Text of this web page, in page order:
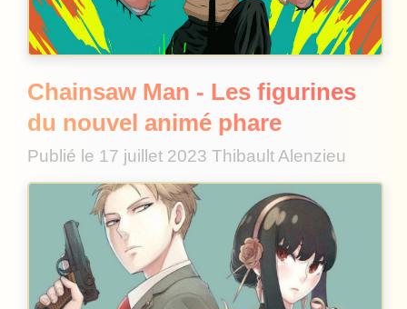
Chainsaw Man - Les figurines
du nouvel animé phare
Publié le 17 juillet 2023 Thibault Alenzieu